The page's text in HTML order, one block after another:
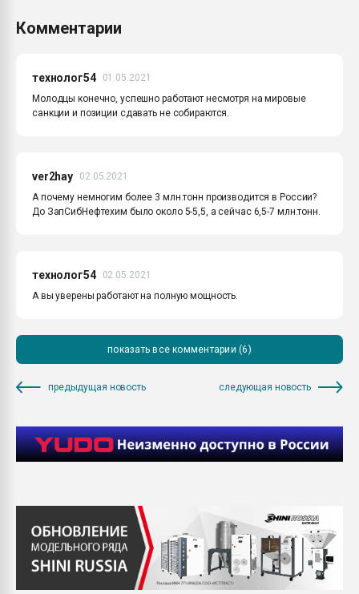
Комментарии
технолог54
01.05.2021
Молодцы конечно, успешно работают несмотря на мировые
санкции и позиции сдавать не собираются.
ver2hay
02.05.2021
А почему немногим более 3 млн.тонн производится в России?
До ЗапСибНефтехим было около 5-5,5, а сейчас 6,5-7 млн.тонн.
технолог54
02.05.2021
А вы уверены работают на полную мощность.
показать все комментарии (6)
предыдущая новость следующая новость